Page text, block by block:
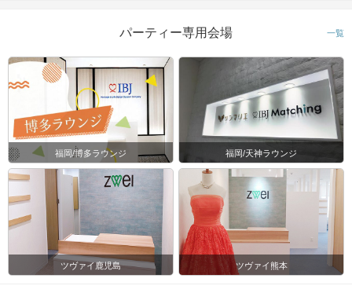
パーティー専用会場 一覧
福岡/博多ラウンジ 福岡/天神ラウンジ
ツヴァイ鹿児島 ツヴァイ熊本